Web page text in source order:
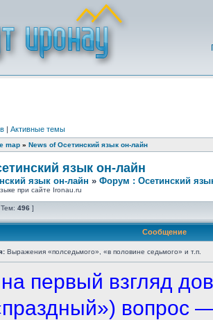
| Активные темы
map » News of Осетинский язык он-лайн
язык он-лайн
язык он-лайн » Форум : Осетинский
при сайте Ironau.ru
496 ]
Сообщение
Выражения «полседьмого», «в половине седьмого» и т.п.
первый взгляд
вопрос —